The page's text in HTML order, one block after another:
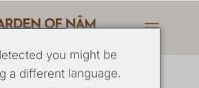
you might be
a different language.